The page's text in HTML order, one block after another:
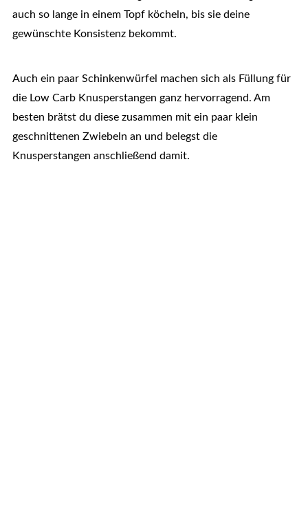
auch so lange in einem Topf köcheln, bis sie deine
gewünschte Konsistenz bekommt.
Auch ein paar Schinkenwürfel machen sich als Füllung für
die Low Carb Knusperstangen ganz hervorragend. Am
besten brätst du diese zusammen mit ein paar klein
geschnittenen Zwiebeln an und belegst die
Knusperstangen anschließend damit.